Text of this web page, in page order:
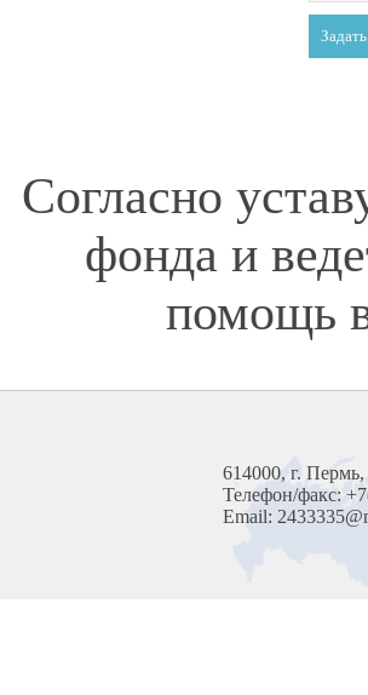
Согласно
фонда и
помощь
614000, г.
Телефон/факс:
Email: